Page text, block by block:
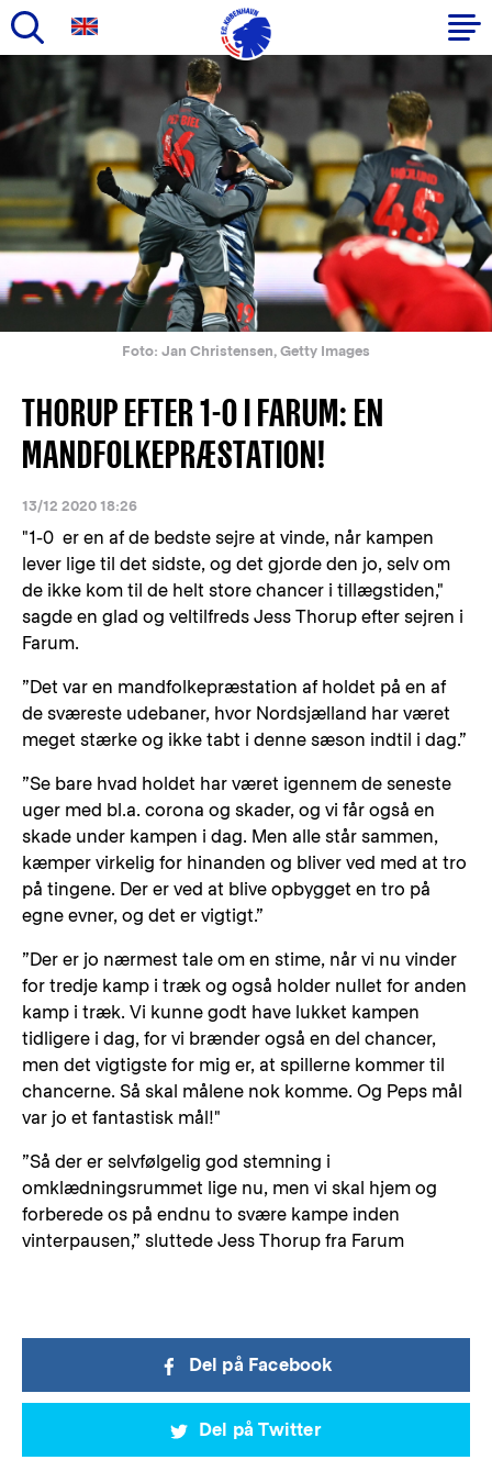
hovedindhold
Primær
navigation
Foto: Jan Christensen, Getty Images
THORUP EFTER 1-0 I FARUM: EN
MANDFOLKEPRÆSTATION!
13/12 2020 18:26
"1-0 er en af de bedste sejre at vinde, når kampen
lever lige til det sidste, og det gjorde den jo, selv om
de ikke kom til de helt store chancer i tillægstiden,"
sagde en glad og veltilfreds Jess Thorup efter sejren i
Farum.
”Det var en mandfolkepræstation af holdet på en af
de sværeste udebaner, hvor Nordsjælland har været
meget stærke og ikke tabt i denne sæson indtil i dag.”
”Se bare hvad holdet har været igennem de seneste
uger med bl.a. corona og skader, og vi får også en
skade under kampen i dag. Men alle står sammen,
kæmper virkelig for hinanden og bliver ved med at tro
på tingene. Der er ved at blive opbygget en tro på
egne evner, og det er vigtigt.”
”Der er jo nærmest tale om en stime, når vi nu vinder
for tredje kamp i træk og også holder nullet for anden
kamp i træk. Vi kunne godt have lukket kampen
tidligere i dag, for vi brænder også en del chancer,
men det vigtigste for mig er, at spillerne kommer til
chancerne. Så skal målene nok komme. Og Peps mål
var jo et fantastisk mål!"
”Så der er selvfølgelig god stemning i
omklædningsrummet lige nu, men vi skal hjem og
forberede os på endnu to svære kampe inden
vinterpausen,” sluttede Jess Thorup fra Farum
Del på Facebook
Del på Twitter